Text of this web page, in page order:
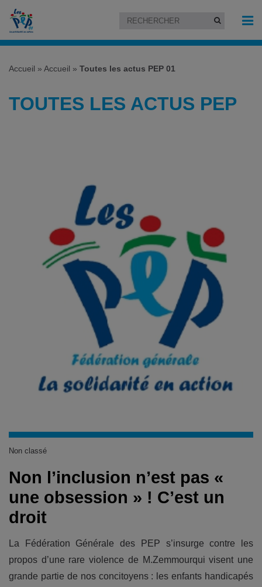
Accueil » Accueil » Toutes les actus PEP 01
TOUTES LES ACTUS PEP
Non classé
Non l’inclusion n’est pas «
une obsession » ! C’est un
droit
La Fédération Générale des PEP s’insurge contre les
propos d’une rare violence de M.Zemmourqui visent une
grande partie de nos concitoyens : les enfants handicapés